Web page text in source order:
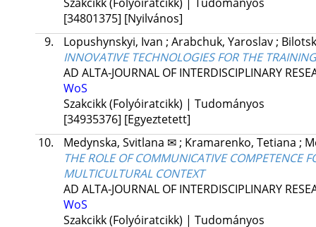
Szakcikk (Folyóiratcikk) | Tudományos
[34801375] [Nyilvános]
9.
Lopushynskyi, Ivan ; Arabchuk, Yaroslav;
INNOVATIVE TECHNOLOGIES FOR THE
AD ALTA-JOURNAL OF INTERDISCIPLINARY
WoS
Szakcikk (Folyóiratcikk) | Tudományos
[34935376] [Egyeztetett]
10.
Medynska, Svitlana ✉; Kramarenko, Tetiana ;
THE ROLE OF COMMUNICATIVE COMPETENCE
MULTICULTURAL CONTEXT
AD ALTA-JOURNAL OF INTERDISCIPLINARY
WoS
Szakcikk (Folyóiratcikk) | Tudományos